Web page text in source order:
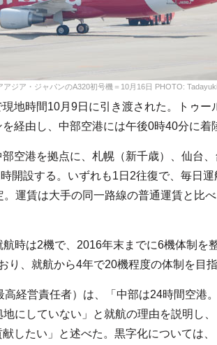
ジア・ジャパンのA320初号機＝10月16日 PHOTO:
地時間10月9日に引き渡された。トゥー
経由し、中部空港には午後0時40分に着
空港を拠点に、札幌（新千歳）、仙台
開設する。いずれも1日2往復で、毎日
運賃は大手の同一路線の普通運賃と比
時は2機で、2016年末までに6機体制を
り、就航から4年で20機程度の体制を目指
経営責任者）は、「中部は24時間空港
にしていない」と就航の理由を説明し
したい」と述べた。黒字化については